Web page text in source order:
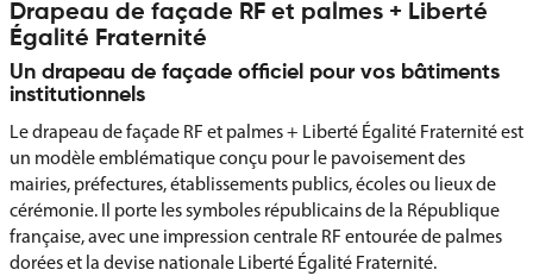
Drapeau de façade RF et palmes + Liberté
Égalité Fraternité
Un drapeau de façade officiel pour vos bâtiments
institutionnels
Le drapeau de façade RF et palmes + Liberté Égalité Fraternité est
un modèle emblématique conçu pour le pavoisement des
mairies, préfectures, établissements publics, écoles ou lieux de
cérémonie. Il porte les symboles républicains de la République
française, avec une impression centrale RF entourée de palmes
dorées et la devise nationale Liberté Égalité Fraternité.